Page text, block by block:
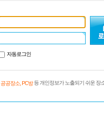
자동로그인
공공장소, PC방등 개인정보가 노출되기 쉬운 장